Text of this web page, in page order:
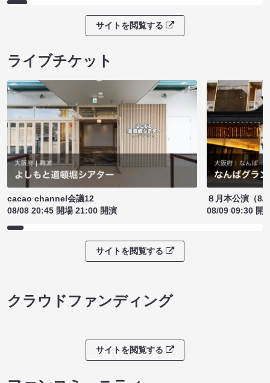
サイトを閲覧する
ライブチケット
cacao channel会議12
08/08 20:45 開場 21:00 開演
８月本公演（8/
08/09 09:30 開
サイトを閲覧する
クラウドファンディング
サイトを閲覧する